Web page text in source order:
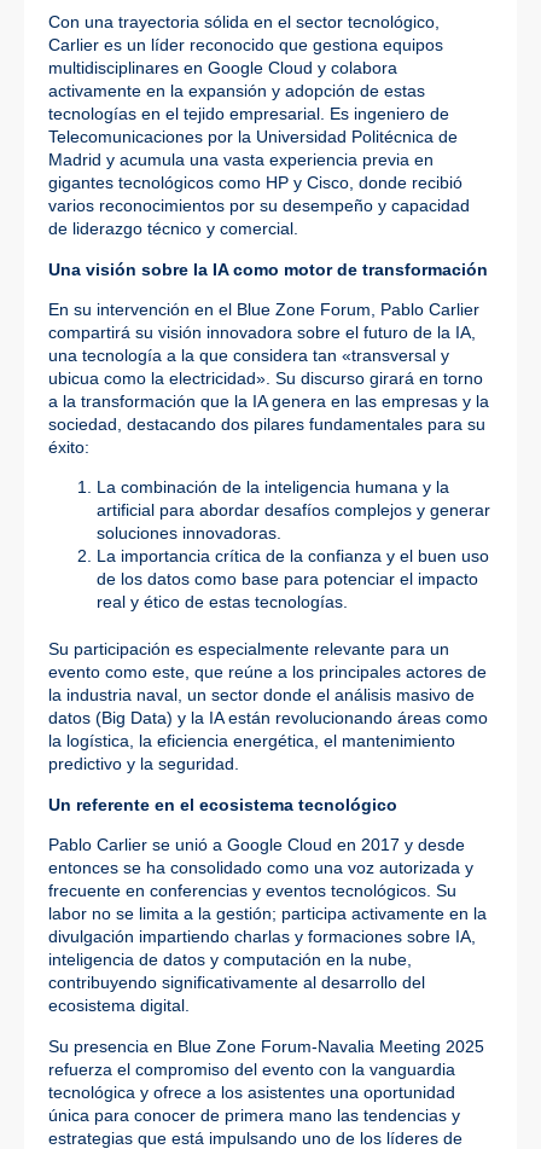
Con una trayectoria sólida en el sector tecnológico,
Carlier es un líder reconocido que gestiona equipos
multidisciplinares en Google Cloud y colabora
activamente en la expansión y adopción de estas
tecnologías en el tejido empresarial. Es ingeniero de
Telecomunicaciones por la Universidad Politécnica de
Madrid y acumula una vasta experiencia previa en
gigantes tecnológicos como HP y Cisco, donde recibió
varios reconocimientos por su desempeño y capacidad
de liderazgo técnico y comercial.
Una visión sobre la IA como motor de transformación
En su intervención en el Blue Zone Forum, Pablo Carlier
compartirá su visión innovadora sobre el futuro de la IA,
una tecnología a la que considera tan «transversal y
ubicua como la electricidad». Su discurso girará en torno
a la transformación que la IA genera en las empresas y la
sociedad, destacando dos pilares fundamentales para su
éxito:
La combinación de la inteligencia humana y la
artificial para abordar desafíos complejos y generar
soluciones innovadoras.
La importancia crítica de la confianza y el buen uso
de los datos como base para potenciar el impacto
real y ético de estas tecnologías.
Su participación es especialmente relevante para un
evento como este, que reúne a los principales actores de
la industria naval, un sector donde el análisis masivo de
datos (Big Data) y la IA están revolucionando áreas como
la logística, la eficiencia energética, el mantenimiento
predictivo y la seguridad.
Un referente en el ecosistema tecnológico
Pablo Carlier se unió a Google Cloud en 2017 y desde
entonces se ha consolidado como una voz autorizada y
frecuente en conferencias y eventos tecnológicos. Su
labor no se limita a la gestión; participa activamente en la
divulgación impartiendo charlas y formaciones sobre IA,
inteligencia de datos y computación en la nube,
contribuyendo significativamente al desarrollo del
ecosistema digital.
Su presencia en Blue Zone Forum-Navalia Meeting 2025
refuerza el compromiso del evento con la vanguardia
tecnológica y ofrece a los asistentes una oportunidad
única para conocer de primera mano las tendencias y
estrategias que está impulsando uno de los líderes de